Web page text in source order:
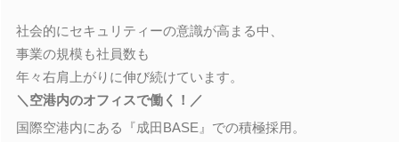
社会的にセキュリティーの意識が高まる中、
事業の規模も社員数も
年々右肩上がりに伸び続けています。
＼空港内のオフィスで働く！／
国際空港内にある『成田BASE』での積極採用。